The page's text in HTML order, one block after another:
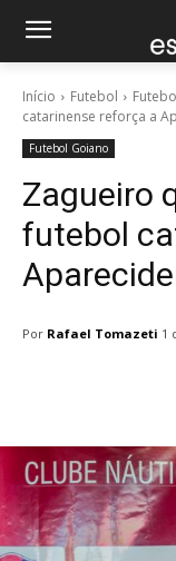
Início Futebol
catarinense reforça a
Futebol Goiano
Zagueiro
futebol
Por Rafael Tomazeti 1